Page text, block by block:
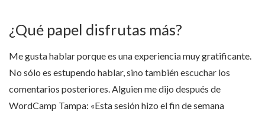
¿Qué papel disfrutas más?
Me gusta hablar porque es una experiencia muy gratificante.
No sólo es estupendo hablar, sino también escuchar los
comentarios posteriores. Alguien me dijo después de
WordCamp Tampa: «Esta sesión hizo el fin de semana